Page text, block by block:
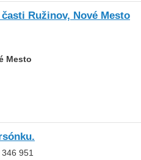
Ružinov, Nové Mesto
Mesto
951